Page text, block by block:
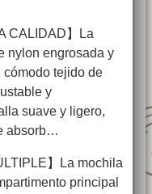
CALIDAD】La
nylon engrosada y
cómodo tejido de
y
suave y ligero,
absorb…
】La mochila
principal